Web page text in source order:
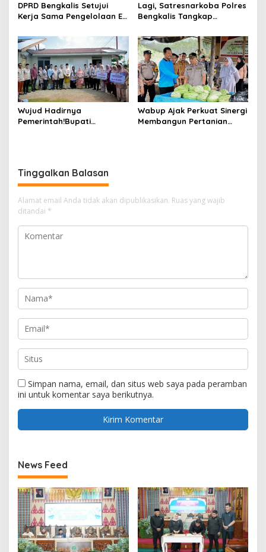
DPRD Bengkalis Setujui
Kerja Sama Pengelolaan E-
Sungai Selari.
Lagi, Satresnarkoba Polres
Bengkalis Tangkap
Air
Wujud Hadirnya
Pemerintah!Bupati
Wabup Ajak Perkuat Sinergi
Membangun Pertanian
Tinggalkan Balasan
Alamat email Anda tidak akan dipublikasikan. Ruas yang wajib
ditandai *
Simpan nama, email, dan situs web saya pada peramban
ini untuk komentar saya berikutnya.
News Feed